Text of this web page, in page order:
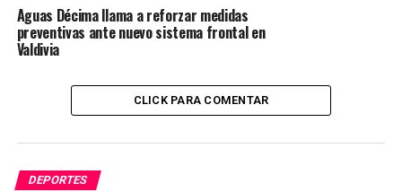
SIGUIENTE
El valdiviano Gerardo «Papita» Isla se despide del
Deportes Valdivia presenta plantel 2025 en la Gran
Tarde Albirroja
Aguas Décima llama a reforzar medidas
preventivas ante nuevo sistema frontal en
Valdivia
CLICK PARA COMENTAR
DEPORTES